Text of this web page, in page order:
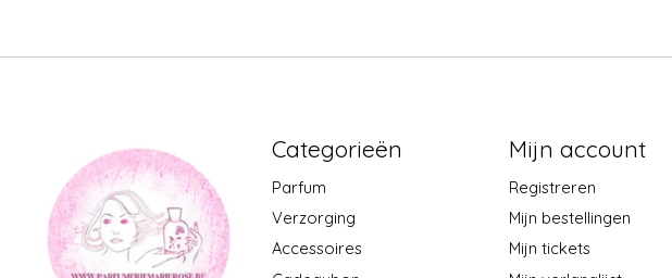
Categorieën
Parfum
Verzorging
Accessoires
Mijn account
Registreren
Mijn bestellingen
Mijn tickets